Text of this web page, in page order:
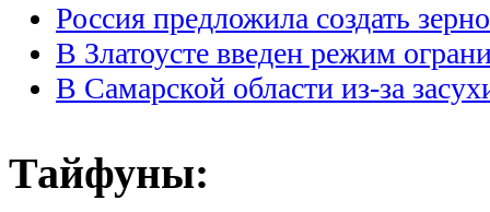
Россия предложила создать
В Златоусте введен режим
В Самарской области из-за
Тайфуны: